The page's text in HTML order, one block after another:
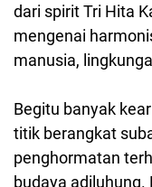
dari spirit Tri Hita
mengenai
manusia,
Begitu banyak
titik berangkat
penghormatan
budaya adiluhung.